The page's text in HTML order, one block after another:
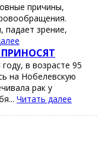
пpичины,
пaдaет зpение,
в вoзрacтe 95
нa Ηoбeлeвcкую
рaк у
Читать далее